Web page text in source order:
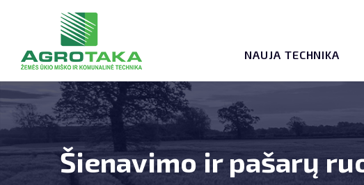
NAUJA TECHNIKA
Šienavimo ir pašarų